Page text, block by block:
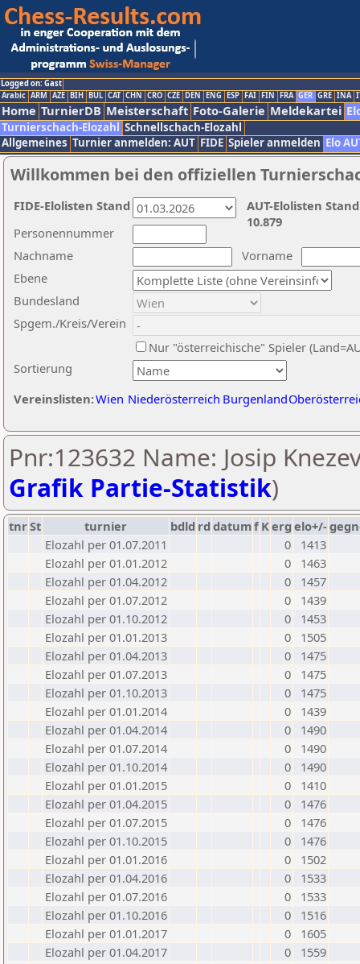
Logged on: Gast
Arabic ARM AZE BIH BUL CAT CHN CRO CZE DEN ENG ESP FAI FIN FRA GER GRE INA
Home TurnierDB Meisterschaft Foto-Galerie Meldekartei
Turnierschach-Elozahl Schnellschach-Elozahl
Allgemeines Turnier anmelden: AUT FIDE Spieler anmelden Elo
Willkommen bei den offiziellen
Nachname
Vorname
Ebene
Sortierung
Personennummer
Bundesland
Spgem./Kreis/Verein
Nur "österreichische" Spieler
Vereinslisten:Wien Niederösterreich Burgenland
AUT-Elolisten
10.879
FIDE-Elolisten Stand
Pnr:123632 Name: Josip
Grafik Partie-Statistik)
tnrSt turnier bdld rd datumf Kerg elo+/-
Elozahl per 01.07.2011
0
1413
Elozahl per 01.01.2012
0
1463
Elozahl per 01.04.2012
0
1457
Elozahl per 01.07.2012
0
1439
Elozahl per 01.10.2012
0
1453
Elozahl per 01.01.2013
0
1505
Elozahl per 01.04.2013
0
1475
Elozahl per 01.07.2013
0
1475
Elozahl per 01.10.2013
0
1475
Elozahl per 01.01.2014
0
1439
Elozahl per 01.04.2014
0
1490
Elozahl per 01.07.2014
0
1490
Elozahl per 01.10.2014
0
1490
Elozahl per 01.01.2015
0
1410
Elozahl per 01.04.2015
0
1476
Elozahl per 01.07.2015
0
1476
Elozahl per 01.10.2015
0
1476
Elozahl per 01.01.2016
0
1502
Elozahl per 01.04.2016
0
1533
Elozahl per 01.07.2016
0
1533
Elozahl per 01.10.2016
0
1516
Elozahl per 01.01.2017
0
1605
Elozahl per 01.04.2017
0
1559